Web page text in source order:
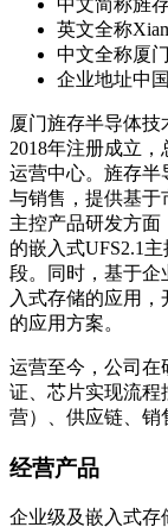
英文全称
中文全称厦
企业地址中
厦门旌存半导体
2018年注册成立
运营中心。旌存半
与销售，提供基于
主控产品研发方面
的嵌入式UFS2.1
段。同时，基于企
入式存储的应用
的应用方案。
运营至今，公司在
证、芯片实现流程
营）、供应链、销
经营产品
企业级及嵌入式存